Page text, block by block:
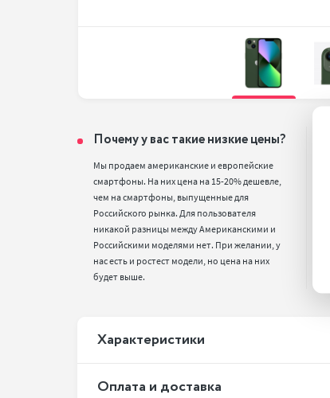
Почему у вас такие низкие цены?
Мы продаем американские и европейские
смартфоны. На них цена на 15-20% дешевле,
чем на смартфоны, выпущенные для
Российского рынка. Для пользователя
никакой разницы между Американскими и
Российскими моделями нет. При желании, у
нас есть и ростест модели, но цена на них
будет выше.
Xарактеристики
Оплата и доставка